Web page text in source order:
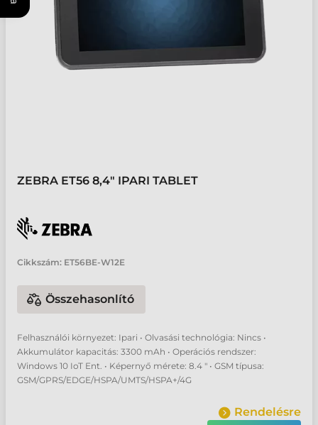
ZEBRA ET56 8,4" IPARI TABLET
Cikkszám: ET56BE-W12E
Összehasonlító
Felhasználói környezet: Ipari • Olvasási technológia: Nincs •
Akkumulátor kapacitás: 3300 mAh • Operációs rendszer:
Windows 10 IoT Ent. • Képernyő mérete: 8.4 " • GSM típusa:
GSM/GPRS/EDGE/HSPA/UMTS/HSPA+/4G
Rendelésre